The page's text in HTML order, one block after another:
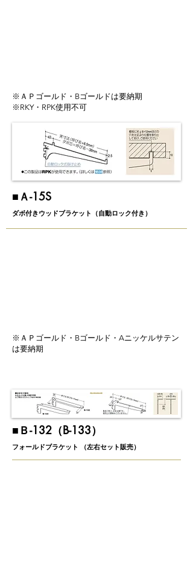
※ＡＰゴールド・Bゴールドは要納期
※RKY・RPK使用不可
​■​Ａ-15S
ダボ付きウッドブラケット（自動ロック付き）
※ＡＰゴールド・Bゴールド・Aニッケルサテン
は要納期
​■Ｂ-132（B-133）
フォールドブラケット （左右セット販売）